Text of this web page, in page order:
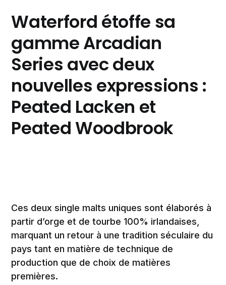
Waterford étoffe sa
gamme Arcadian
Series avec deux
nouvelles expressions :
Peated Lacken et
Peated Woodbrook
Ces deux single malts uniques sont élaborés à
partir d’orge et de tourbe 100% irlandaises,
marquant un retour à une tradition séculaire du
pays tant en matière de technique de
production que de choix de matières
premières.